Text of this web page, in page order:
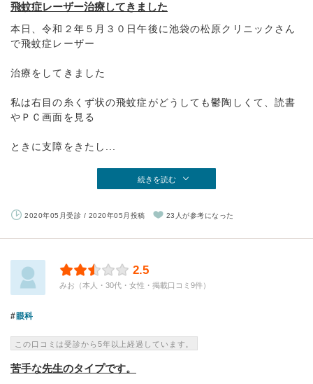
飛蚊症レーザー治療してきました
本日、令和２年５月３０日午後に池袋の松原クリニックさん
で飛蚊症レーザー
治療をしてきました
私は右目の糸くず状の飛蚊症がどうしても鬱陶しくて、読書
やＰＣ画面を見る
ときに支障をきたし...
続きを読む
2020年05月受診 / 2020年05月投稿 23人が参考になった
2.5
みお（本人・30代・女性・掲載口コミ9件）
眼科
この口コミは受診から5年以上経過しています。
苦手な先生のタイプです。